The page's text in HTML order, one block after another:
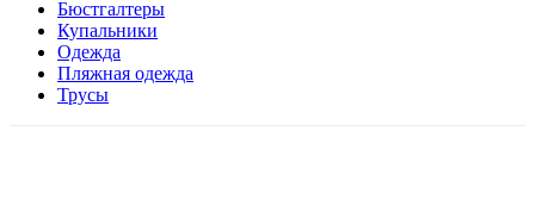
Бюстгалтеры
Купальники
Одежда
Пляжная одежда
Трусы